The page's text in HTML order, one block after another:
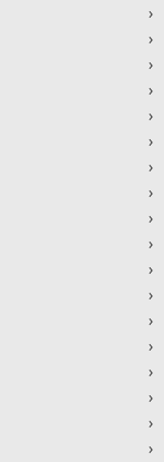
›
›
›
›
›
›
›
›
›
›
›
›
›
›
›
›
›
›